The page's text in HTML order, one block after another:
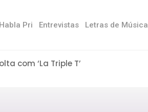
Habla Pri Entrevistas Letras de Música
com ‘La Triple T’